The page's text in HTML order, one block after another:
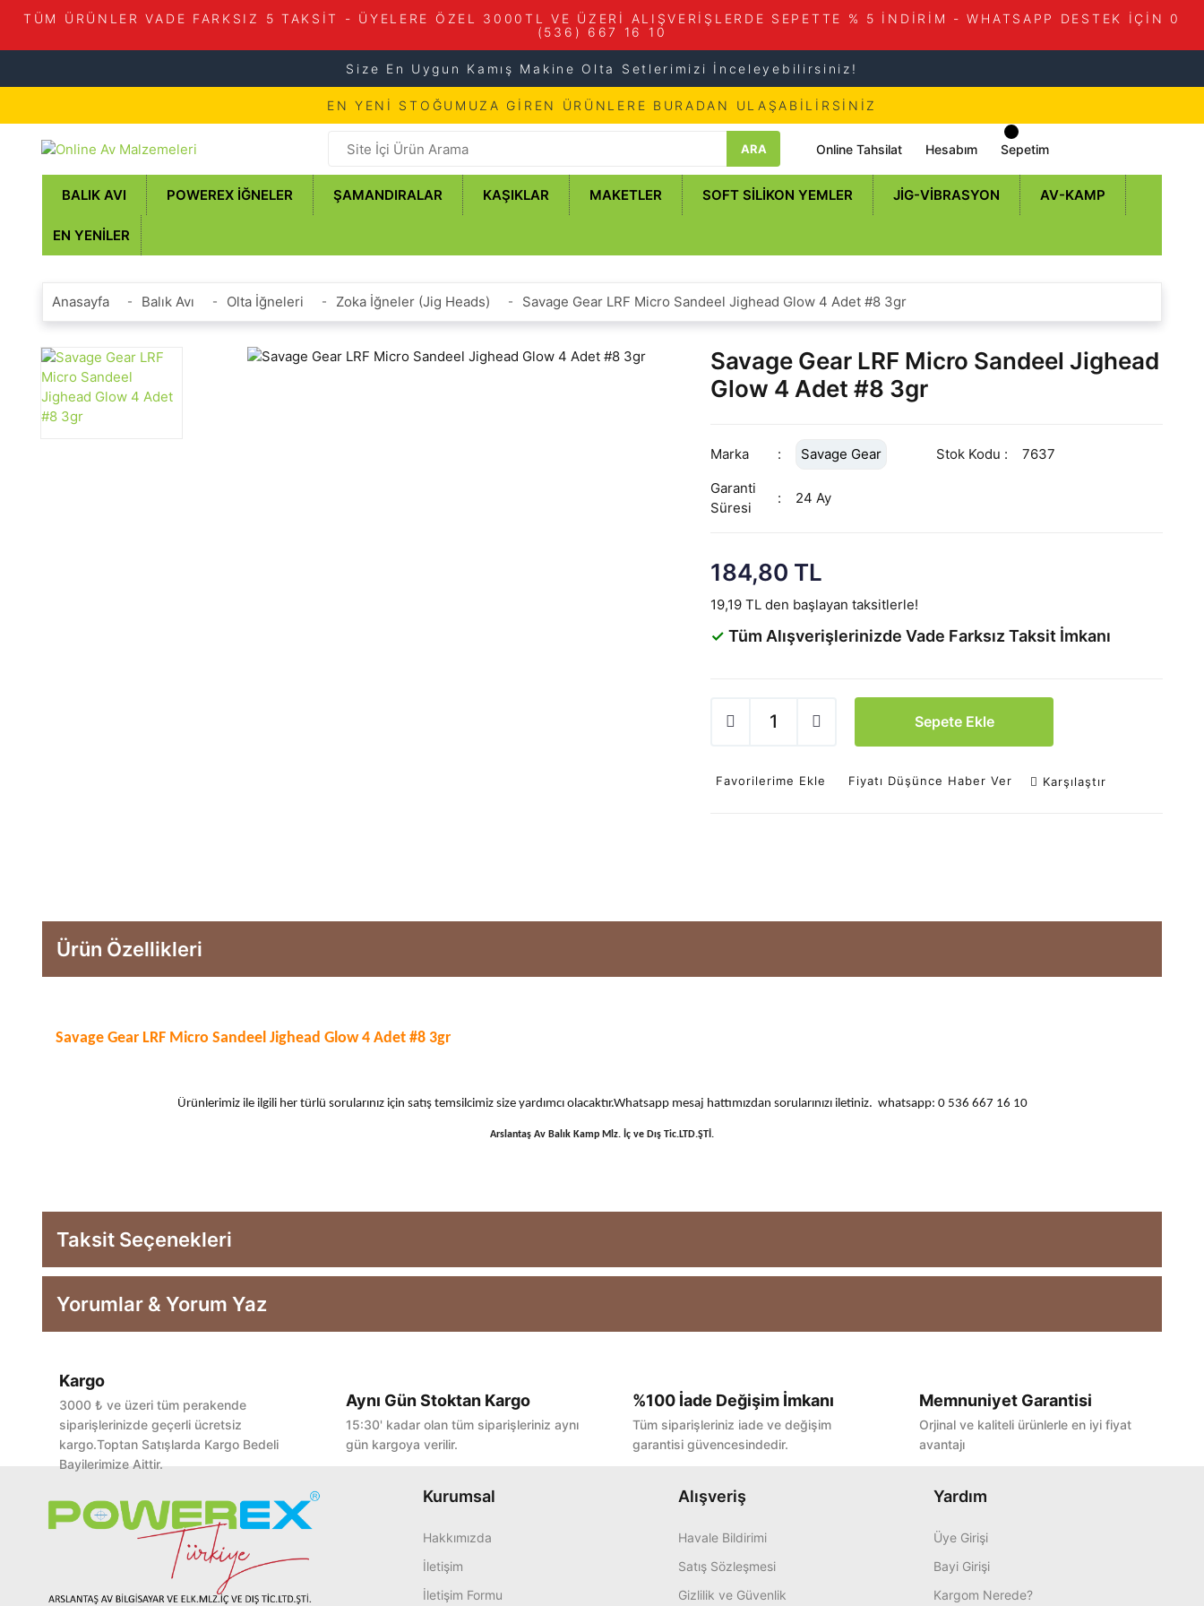
TÜM ÜRÜNLER VADE FARKSIZ 5 TAKSİT - ÜYELERE ÖZEL 3000TL VE ÜZERİ ALIŞVERİŞLERDE SEPETTE % 5 İNDİRİM - WHATSAPP DESTEK İÇİN 0
(536) 667 16 10
Size En Uygun Kamış Makine Olta Setlerimizi İnceleyebilirsiniz!
EN YENİ STOĞUMUZA GİREN ÜRÜNLERE BURADAN ULAŞABİLİRSİNİZ
ARA Online Tahsilat Hesabım Sepetim
BALIK AVI POWEREX İĞNELER ŞAMANDIRALAR KAŞIKLAR MAKETLER SOFT SILIKON YEMLER JIG-VIBRASYON AV-KAMP
EN YENILER
Anasayfa Balık Avı Olta İğneleri Zoka İğneler (Jig Heads) Savage Gear LRF Micro Sandeel Jighead Glow 4 Adet #8 3gr
Savage Gear LRF Micro Sandeel Jighead
Glow 4 Adet #8 3gr
Marka Savage Gear Stok Kodu
7637
Garanti
Süresi
24 Ay
184,80 TL
19,19 TL den başlayan taksitlerle!
✓ Tüm Alışverişlerinizde Vade Farksız Taksit İmkanı
Sepete Ekle
Favorilerime Ekle Fiyatı Düşünce Haber Ver Karşılaştır
Ürün Özellikleri
Savage Gear LRF Micro Sandeel Jighead Glow 4 Adet #8 3gr
Ürünlerimiz ile ilgili her türlü sorularınız için satış temsilcimiz size yardımcı olacaktır.Whatsapp mesaj hattımızdan sorularınızı iletiniz. whatsapp: 0 536 667 16 10
Arslantaş Av Balık Kamp Mlz. İç ve Dış Tic.LTD.ŞTİ.
Taksit Seçenekleri
Yorumlar & Yorum Yaz
Bu ürüne ilk yorumu siz yapın!
Kargo
3000 ₺ ve üzeri tüm perakende
siparişlerinizde geçerli ücretsiz
kargo.Toptan Satışlarda Kargo Bedeli
Bayilerimize Aittir.
Aynı Gün Stoktan Kargo
15:30' kadar olan tüm siparişleriniz aynı
gün kargoya verilir.
%100 İade Değişim İmkanı
Tüm siparişleriniz iade ve değişim
garantisi güvencesindedir.
Memnuniyet Garantisi
Orjinal ve kaliteli ürünlerle en iyi fiyat
avantajı
Kurumsal
Hakkımızda
İletişim
İletişim Formu
Alışveriş
Havale Bildirimi
Satış Sözleşmesi
Gizlilik ve Güvenlik
Yardım
Üye Girişi
Bayi Girişi
Kargom Nerede?